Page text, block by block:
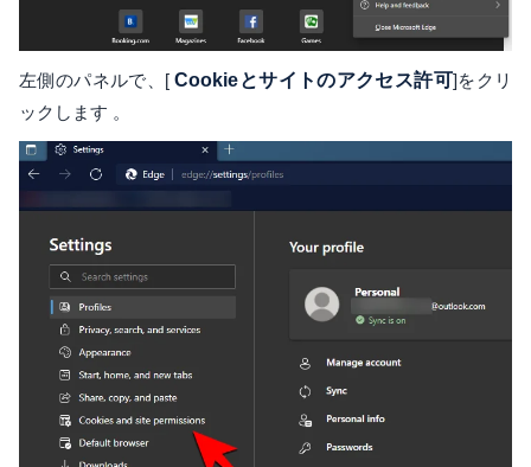
左側のパネルで、[Cookieとサイトのアクセス許可 ]をクリ
ックします 。